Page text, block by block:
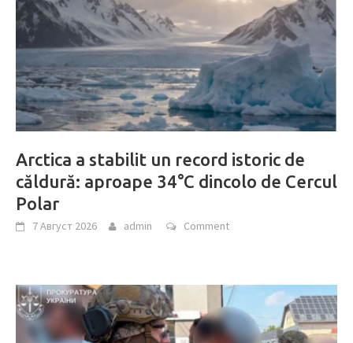
Arctica a stabilit un record istoric de
căldură: aproape 34°C dincolo de Cercul
Polar
7 Август 2026 admin Comment